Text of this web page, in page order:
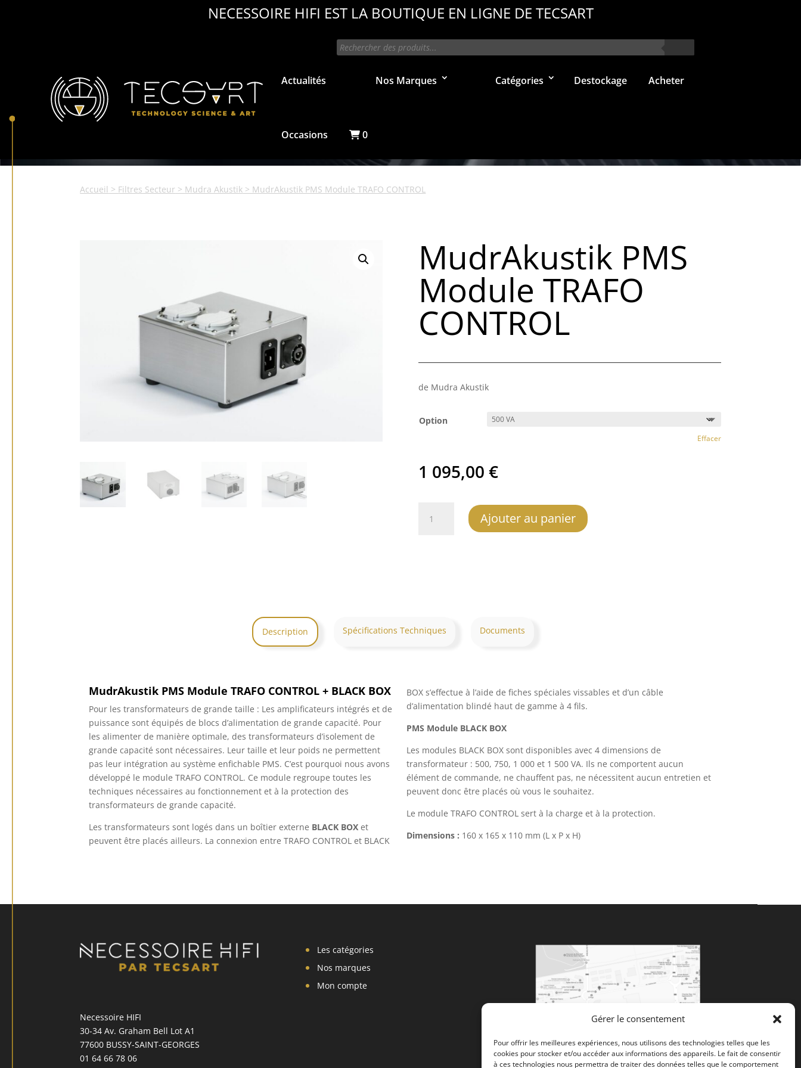
Gérer le consentement
Pour offrir les meilleures expériences, nous utilisons des technologies telles que les
cookies pour stocker et/ou accéder aux informations des appareils. Le fait de consentir
à ces technologies nous permettra de traiter des données telles que le comportement
NECESSOIRE HIFI EST LA BOUTIQUE EN LIGNE DE TECSART
Recherche
de
produits
Actualités Nos Marques Catégories Destockage Acheter
Occasions 0
Accueil > Filtres Secteur > Mudra Akustik > MudrAkustik PMS Module TRAFO CONTROL
MudrAkustik PMS
Module TRAFO
CONTROL
de Mudra Akustik
Option
Effacer
1 095,00 €
Ajouter au panier
Description Spécifications Techniques Documents
MudrAkustik PMS Module TRAFO CONTROL+ BLACK BOX
Pour les transformateurs de grande taille : Les amplificateurs intégrés et de
puissance sont équipés de blocs d’alimentation de grande capacité. Pour
les alimenter de manière optimale, des transformateurs d’isolement de
grande capacité sont nécessaires. Leur taille et leur poids ne permettent
pas leur intégration au système enfichable PMS. C’est pourquoi nous avons
développé le module TRAFO CONTROL. Ce module regroupe toutes les
techniques nécessaires au fonctionnement et à la protection des
transformateurs de grande capacité.
Les transformateurs sont logés dans un boîtier externe BLACK BOX et
peuvent être placés ailleurs. La connexion entre TRAFO CONTROL et BLACK
BOX s’effectue à l’aide de fiches spéciales vissables et d’un câble
d’alimentation blindé haut de gamme à 4 fils.
PMS Module BLACK BOX
Les modules BLACK BOX sont disponibles avec 4 dimensions de
transformateur : 500, 750, 1 000 et 1 500 VA. Ils ne comportent aucun
élément de commande, ne chauffent pas, ne nécessitent aucun entretien et
peuvent donc être placés où vous le souhaitez.
Le module TRAFO CONTROL sert à la charge et à la protection.
Dimensions : 160 x 165 x 110 mm (L x P x H)
Necessoire HIFI
30-34 Av. Graham Bell Lot A1
77600 BUSSY-SAINT-GEORGES
01 64 66 78 06
Les catégories
Nos marques
Mon compte